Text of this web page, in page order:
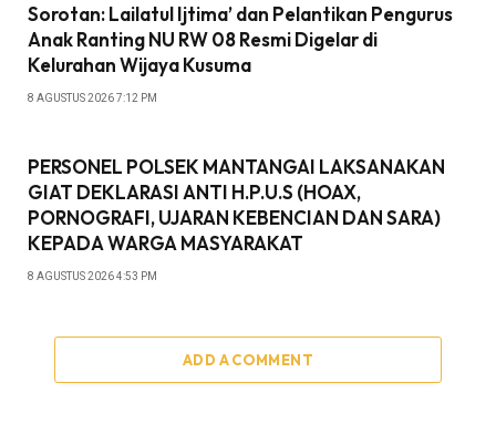
Sorotan: Lailatul Ijtima’ dan Pelantikan Pengurus
Anak Ranting NU RW 08 Resmi Digelar di
Kelurahan Wijaya Kusuma
8 AGUSTUS 2026 7:12 PM
PERSONEL POLSEK MANTANGAI LAKSANAKAN
GIAT DEKLARASI ANTI H.P.U.S (HOAX,
PORNOGRAFI, UJARAN KEBENCIAN DAN SARA)
KEPADA WARGA MASYARAKAT
8 AGUSTUS 2026 4:53 PM
ADD A COMMENT